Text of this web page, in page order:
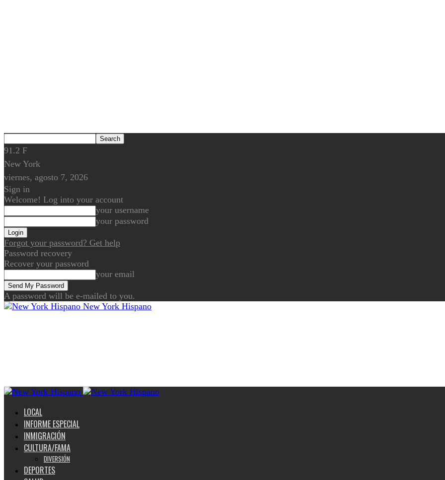
91.2 F
New York
viernes, agosto 7, 2026
Sign in
Welcome! Log into your account
your username
your password
Forgot your password? Get help
Password recovery
Recover your password
your email
A password will be e-mailed to you.
New York Hispano
LOCAL
INFORME ESPECIAL
INMIGRACIÓN
CULTURA/FAMA
DIVERSIÓN
DEPORTES